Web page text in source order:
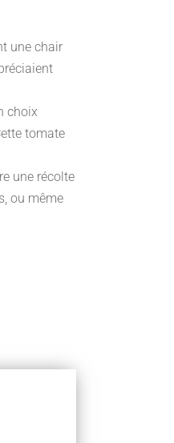
une chair
choix
tomate
une récolte
ou même